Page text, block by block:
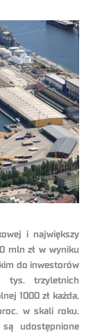
i największy
mln zł w wyniku
do inwestorów
tys. trzyletnich
1000 zł każda,
w skali roku.
udostępnione